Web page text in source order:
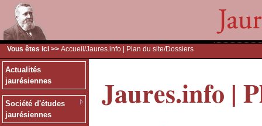
Vous êtes ici >> Accueil /Jaures.info | Plan du site/Dossiers
Actualités
jaurésiennes
Société d'études
jaurésiennes
Jaures.info |